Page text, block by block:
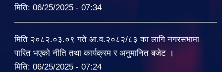
मिति: 06/25/2025 - 07:34
मिति २०८२.०३.०९ गते आ.व.२०८२/८३ का लागि नगरसभामा
पारित भएको नीति तथा कार्यक्रम र अनुमानित बजेट ।
मिति: 06/25/2025 - 07:24